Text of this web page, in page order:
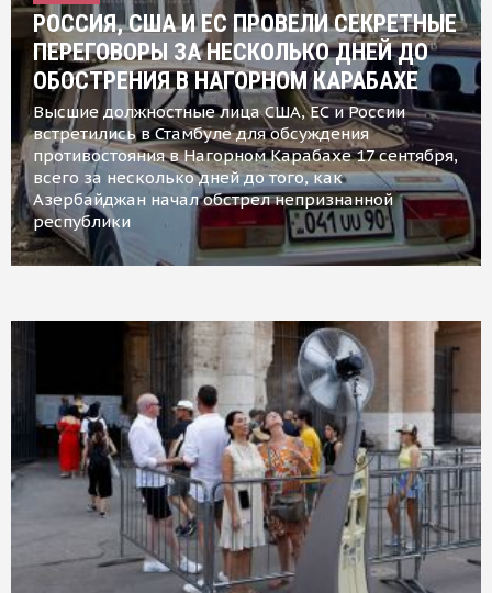
РОССИЯ, США И ЕС ПРОВЕЛИ СЕКРЕТНЫЕ
ПЕРЕГОВОРЫ ЗА НЕСКОЛЬКО ДНЕЙ ДО
ОБОСТРЕНИЯ В НАГОРНОМ КАРАБАХЕ
Высшие должностные лица США, ЕС и России
встретились в Стамбуле для обсуждения
противостояния в Нагорном Карабахе 17 сентября,
всего за несколько дней до того, как
Азербайджан начал обстрел непризнанной
республики